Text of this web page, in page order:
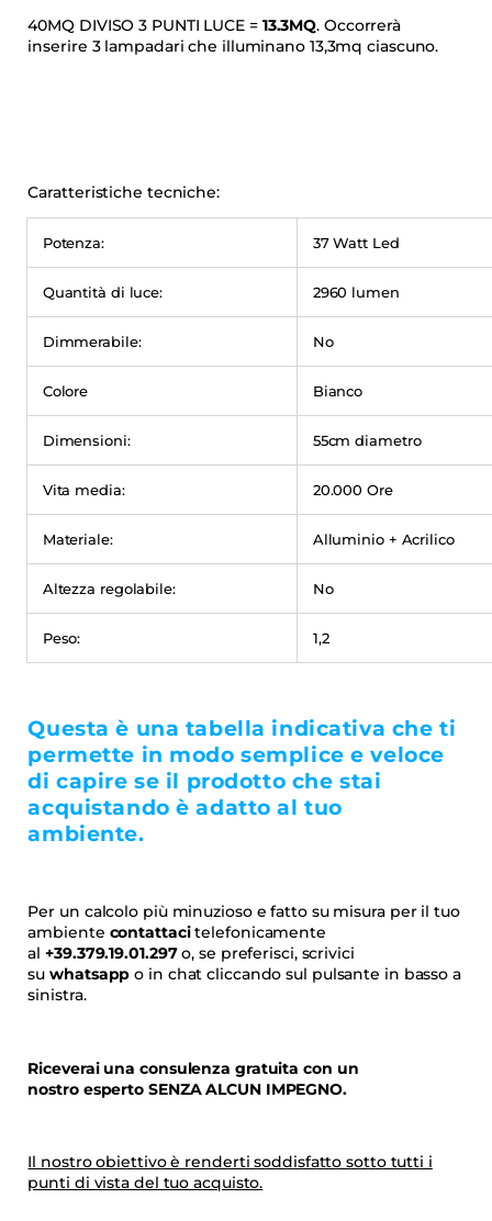
40MQ DIVISO 3 PUNTI LUCE = 13.3MQ. Occorrerà
inserire 3 lampadari che illuminano 13,3mq ciascuno.
Caratteristiche tecniche:
Potenza: 37 Watt Led
Quantità di luce: 2960 lumen
Dimmerabile: No
Colore Bianco
Dimensioni: 55cm diametro
Vita media: 20.000 Ore
Materiale: Alluminio + Acrilico
Altezza regolabile: No
Peso: 1,2
Questa è una tabella indicativa che ti
permette in modo semplice e veloce
di capire se il prodotto che stai
acquistando è adatto al tuo
ambiente.
Per un calcolo più minuzioso e fatto su misura per il tuo
ambiente contattacitelefonicamente
al+39.379.19.01.297o, se preferisci, scrivici
suwhatsapp o in chat cliccando sul pulsante in basso a
sinistra.
Riceverai una consulenza gratuita con un
nostro esperto SENZA ALCUN IMPEGNO.
Il nostro obiettivo è renderti soddisfatto sotto tutti i
punti di vista del tuo acquisto.